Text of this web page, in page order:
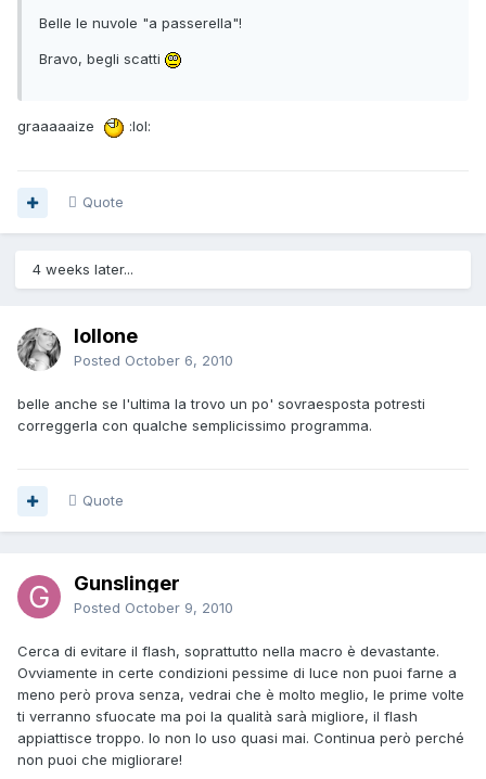
Belle le nuvole "a passerella"!
Bravo, begli scatti
graaaaaize :lol:
Quote
4 weeks later...
lollone
Posted October 6, 2010
belle anche se l'ultima la trovo un po' sovraesposta potresti
correggerla con qualche semplicissimo programma.
Quote
Gunslinger
Posted October 9, 2010
Cerca di evitare il flash, soprattutto nella macro è devastante.
Ovviamente in certe condizioni pessime di luce non puoi farne a
meno però prova senza, vedrai che è molto meglio, le prime volte
ti verranno sfuocate ma poi la qualità sarà migliore, il flash
appiattisce troppo. Io non lo uso quasi mai. Continua però perché
non puoi che migliorare!